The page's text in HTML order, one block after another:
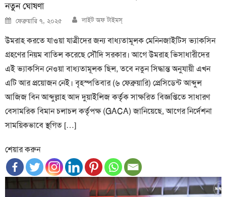
নতুন ঘোষণা
Posted
on
ফেব্রুয়ারি ৭, ২০২৫ Author
লাইট অফ টাইমস্
উমরাহ করতে যাওয়া যাত্রীদের জন্য বাধ্যতামূলক মেনিনজাইটিস ভ্যাকসিন
গ্রহণের নিয়ম বাতিল করেছে সৌদি সরকার। আগে উমরাহ ভিসাধারীদের
এই ভ্যাকসিন নেওয়া বাধ্যতামূলক ছিল, তবে নতুন সিদ্ধান্ত অনুযায়ী এখন
এটি আর প্রয়োজন নেই। বৃহস্পতিবার (৬ ফেব্রুয়ারি) প্রেসিডেন্ট আব্দুল
আজিজ বিন আব্দুল্লাহ আদ দুয়াইলিজ কর্তৃক সাক্ষরিত বিজ্ঞপ্তিতে সাধারণ
বেসামরিক বিমান চলাচল কর্তৃপক্ষ (GACA) জানিয়েছে, আগের নির্দেশনা
সাময়িকভাবে স্থগিত […]
শেয়ার করুন